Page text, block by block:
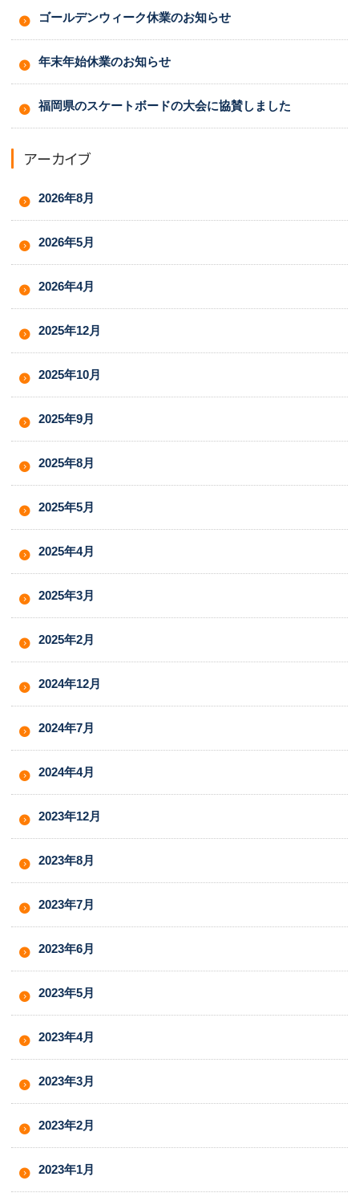
ゴールデンウィーク休業のお知らせ
年末年始休業のお知らせ
福岡県のスケートボードの大会に協賛しました
アーカイブ
2026年8月
2026年5月
2026年4月
2025年12月
2025年10月
2025年9月
2025年8月
2025年5月
2025年4月
2025年3月
2025年2月
2024年12月
2024年7月
2024年4月
2023年12月
2023年8月
2023年7月
2023年6月
2023年5月
2023年4月
2023年3月
2023年2月
2023年1月